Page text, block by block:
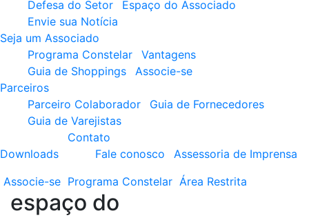
Defesa do Setor
Espaço do Associado
Envie sua Notícia
Seja um Associado
Programa Constelar
Vantagens
Guia de Shoppings
Associe-se
Parceiros
Parceiro Colaborador
Guia de Fornecedores
Guia de Varejistas
Downloads
Contato
Fale conosco
Assessoria de Imprensa
Associe-se Programa Constelar Área Restrita
espaço do